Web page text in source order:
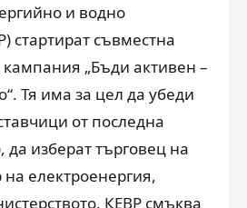
и водно
стартират съвместна
„Бъди активен –
Тя има за цел да убеди
от последна
изберат търговец на
електроенергия,
КЕВР смъква